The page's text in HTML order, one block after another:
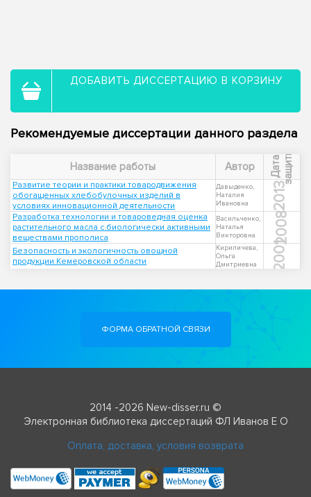
ДОБАВИТЬ ДИССЕРТАЦИЮ В КОРЗИНУ
Рекомендуемые диссертации данного раздела
Название работы Автор Д
а
т
а
з
а
щ
и
т ы
Развитие теории и практики товародвижения
обогащенных хлебобулочных изделий в
условиях инновационной деятельности
Давыденко,
Наталия
Ивановна
2013
Разработка технологии и товароведная оценка
растительного масла с биологически активными
веществами прополиса
Васильченко,
Наталья
Викторовна
2008
Безопасность и экологичность овощной
продукции Кемеровской области
Кириличева,
Ольга
Дмитриевна
2001
ФОРМА ОБРАТНОЙ СВЯЗИ
2014 -2026 New-disser.ru ©
Электронная библиотека диссертаций ФЛ Иванов Е О
Оплата, доставка, условия возврата